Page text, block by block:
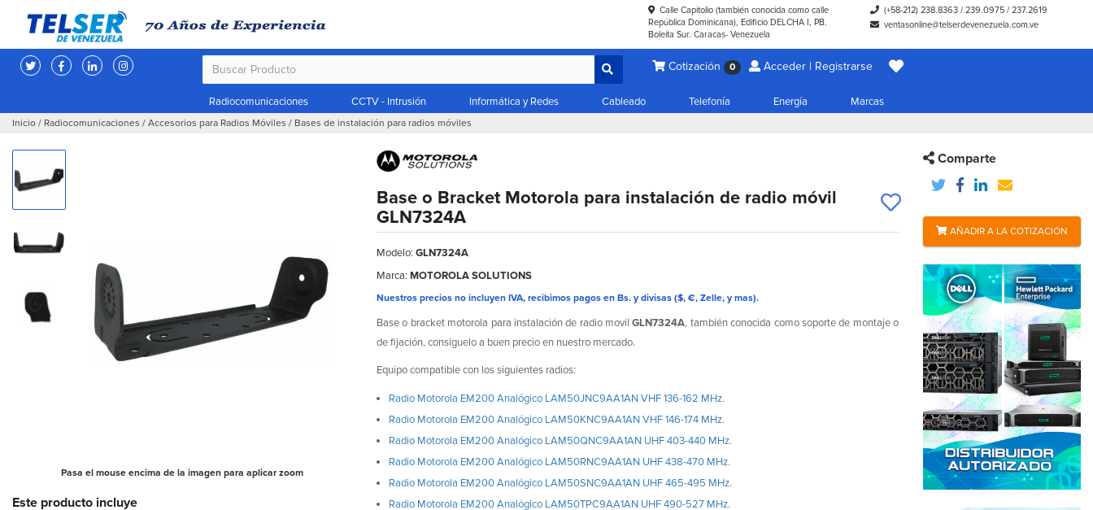
Calle Capitolio (también conocida como calle
República Dominicana), Edificio DELCHA I, PB.
Boleíta Sur. Caracas- Venezuela
(+58-212) 238.8363 /239.0975 /237.2619
ventasonline@telserdevenezuela.com.ve
Cotización 0 Acceder | Registrarse
Radiocomunicaciones CCTV - Intrusión Informática y Redes Cableado Telefonía Energía Marcas
Inicio / Radiocomunicaciones / Accesorios para Radios Móviles / Bases de instalación para radios móviles
Pasa el mouse encima de la imagen para aplicar zoom
Este producto incluye
Base o Bracket Motorola para instalación de radio móvil
GLN7324A
Modelo: GLN7324A
Marca: MOTOROLA SOLUTIONS
Nuestros precios no incluyen IVA, recibimos pagos en Bs. y divisas ($, €, Zelle, y mas).
Base o bracket motorola para instalación de radio movilGLN7324A, también conocida como soporte de montaje o
de fijación, consiguelo a buen precio en nuestro mercado.
Equipo compatible con los siguientes radios:
Radio Motorola EM200 Analógico LAM50JNC9AA1AN VHF 136-162 MHz.
Radio Motorola EM200 Analógico LAM50KNC9AA1AN VHF 146-174 MHz.
Radio Motorola EM200 Analógico LAM50QNC9AA1AN UHF 403-440 MHz.
Radio Motorola EM200 Analógico LAM50RNC9AA1AN UHF 438-470 MHz.
Radio Motorola EM200 Analógico LAM50SNC9AA1AN UHF 465-495 MHz.
Radio Motorola EM200 Analógico LAM50TPC9AA1AN UHF 490-527 MHz.
Comparte
AÑADIR A LA COTIZACIÓN